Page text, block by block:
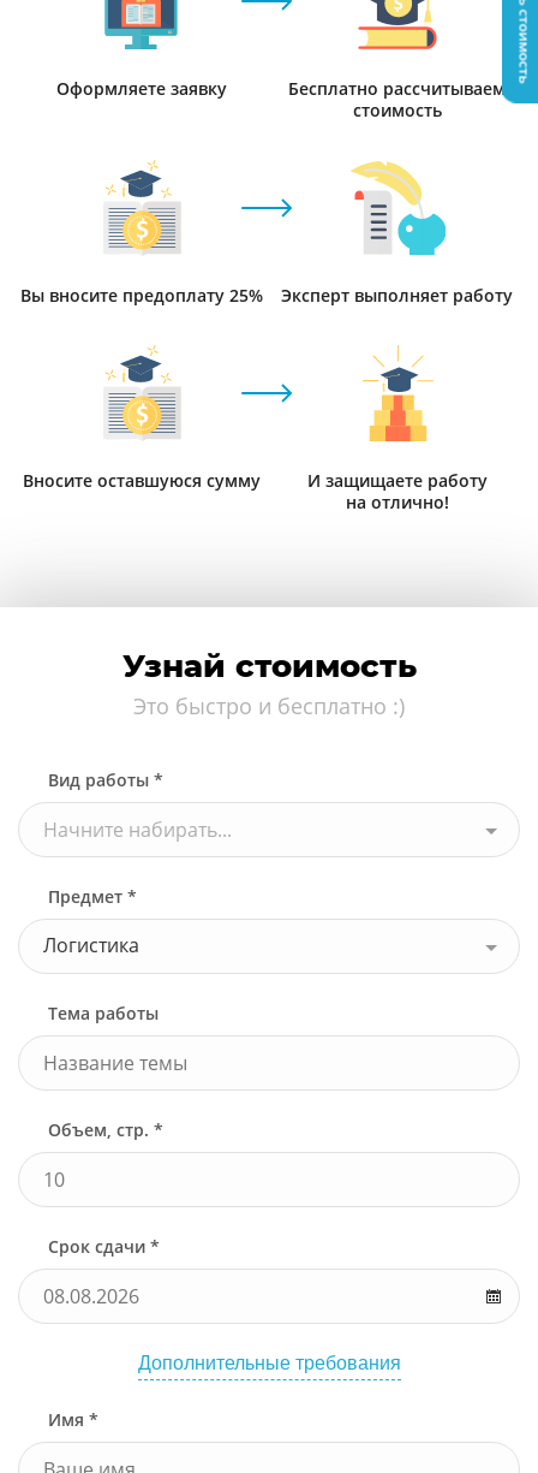
Оформляете заявку
Бесплатно рассчитываем
стоимость
Вы вносите предоплату 25% Эксперт выполняет работу
Вносите оставшуюся сумму
И защищаете работу
на отлично!
Узнай стоимость
Это быстро и бесплатно :)
Вид работы *
Начните набирать...
Предмет *
Логистика
Тема работы
Объем, стр. *
Срок сдачи *
Дополнительные требования
Имя *